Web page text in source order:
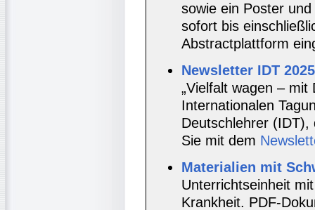
sowie ein Poster
sofort bis
Abstractplattform
Newsletter IDT
„Vielfalt wagen –
Internationalen
Deutschlehrer
Sie mit dem
Materialien mit
Unterrichtseinheit
Krankheit. PDF-